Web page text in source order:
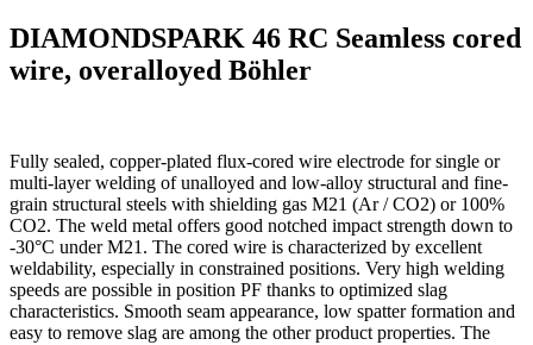
DIAMONDSPARK 46 RC Seamless cored
wire, overalloyed Böhler
Fully sealed, copper-plated flux-cored wire electrode for single or
multi-layer welding of unalloyed and low-alloy structural and fine-
grain structural steels with shielding gas M21 (Ar / CO2) or 100%
CO2. The weld metal offers good notched impact strength down to
-30°C under M21. The cored wire is characterized by excellent
weldability, especially in constrained positions. Very high welding
speeds are possible in position PF thanks to optimized slag
characteristics. Smooth seam appearance, low spatter formation and
easy to remove slag are among the other product properties. The